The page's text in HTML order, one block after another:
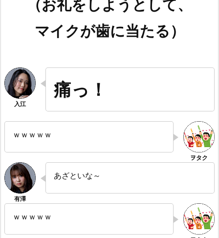
（お礼をしようとして、
マイクが歯に当たる）
痛っ！
ｗｗｗｗｗ
あざといな～
ｗｗｗｗｗ